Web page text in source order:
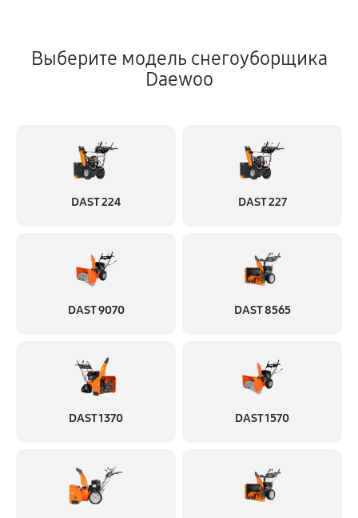
Выберите модель снегоуборщика
Daewoo
DAST 224 DAST 227
DAST 9070 DAST 8565
DAST 1370 DAST 1570